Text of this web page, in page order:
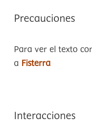
Precauciones
Para ver el texto
a Fisterra
Interacciones